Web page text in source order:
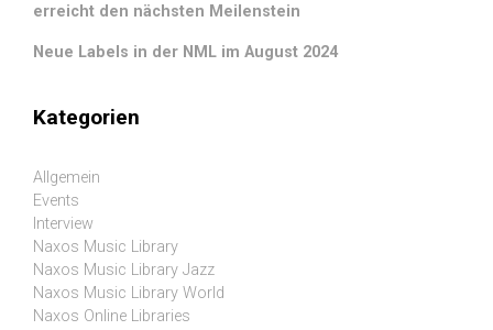
erreicht den nächsten Meilenstein
Neue Labels in der NML im August 2024
Kategorien
Allgemein
Events
Interview
Naxos Music Library
Naxos Music Library Jazz
Naxos Music Library World
Naxos Online Libraries